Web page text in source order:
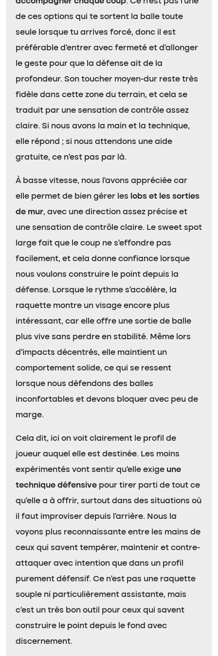
de ces options qui te sortent la balle toute
seule lorsque tu arrives forcé, donc il est
préférable d’entrer avec fermeté et d’allonger
le geste pour que la défense ait de la
profondeur. Son toucher moyen-dur reste très
fidèle dans cette zone du terrain, et cela se
traduit par une sensation de contrôle assez
claire. Si nous avons la main et la technique,
elle répond ; si nous attendons une aide
gratuite, ce n’est pas par là.
À basse vitesse, nous l’avons appréciée car
elle permet de bien gérer les lobs et les sorties
de mur, avec une direction assez précise et
une sensation de contrôle claire. Le sweet spot
large fait que le coup ne s’effondre pas
facilement, et cela donne confiance lorsque
nous voulons construire le point depuis la
défense. Lorsque le rythme s’accélère, la
raquette montre un visage encore plus
intéressant, car elle offre une sortie de balle
plus vive sans perdre en stabilité. Même lors
d’impacts décentrés, elle maintient un
comportement solide, ce qui se ressent
lorsque nous défendons des balles
inconfortables et devons bloquer avec peu de
marge.
Cela dit, ici on voit clairement le profil de
joueur auquel elle est destinée. Les moins
expérimentés vont sentir qu’elle exige une
technique défensive pour tirer parti de tout ce
qu’elle a à offrir, surtout dans des situations où
il faut improviser depuis l’arrière. Nous la
voyons plus reconnaissante entre les mains de
ceux qui savent tempérer, maintenir et contre-
attaquer avec intention que dans un profil
purement défensif. Ce n’est pas une raquette
souple ni particulièrement assistante, mais
c’est un très bon outil pour ceux qui savent
construire le point depuis le fond avec
discernement.